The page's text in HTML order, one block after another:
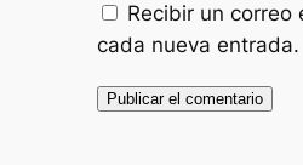
Recibir un correo
cada nueva entrada.